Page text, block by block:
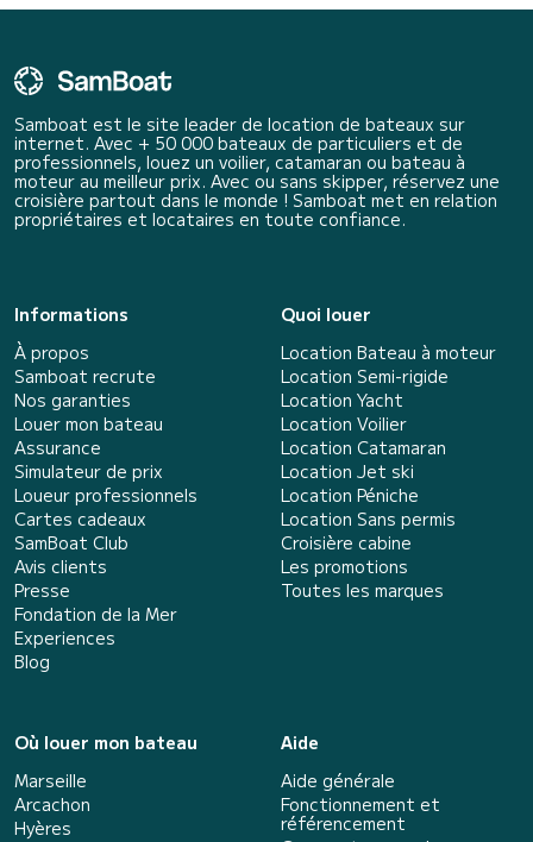
Samboat est le site leader de location de bateaux sur
internet. Avec + 50 000 bateaux de particuliers et de
professionnels, louez un voilier, catamaran ou bateau à
moteur au meilleur prix. Avec ou sans skipper, réservez une
croisière partout dans le monde ! Samboat met en relation
propriétaires et locataires en toute confiance.
Informations
À propos
Samboat recrute
Nos garanties
Louer mon bateau
Assurance
Simulateur de prix
Loueur professionnels
Cartes cadeaux
SamBoat Club
Avis clients
Presse
Fondation de la Mer
Experiences
Blog
Quoi louer
Location Bateau à moteur
Location Semi-rigide
Location Yacht
Location Voilier
Location Catamaran
Location Jet ski
Location Péniche
Location Sans permis
Croisière cabine
Les promotions
Toutes les marques
Où louer mon bateau
Marseille
Arcachon
Hyères
Aide
Aide générale
Fonctionnement et
référencement